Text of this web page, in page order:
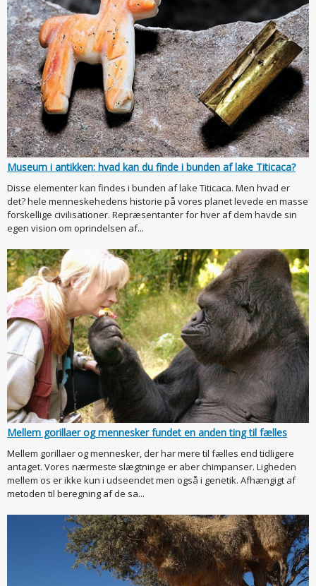
Museum i antikken: hvad kan du finde i bunden af lake Titicaca?
Disse elementer kan findes i bunden af lake Titicaca. Men hvad er
det? hele menneskehedens historie på vores planet levede en masse
forskellige civilisationer. Repræsentanter for hver af dem havde sin
egen vision om oprindelsen af...
Mellem gorillaer og mennesker fundet en anden ting til fælles
Mellem gorillaer og mennesker, der har mere til fælles end tidligere
antaget. Vores nærmeste slægtninge er aber chimpanser. Ligheden
mellem os er ikke kun i udseendet men også i genetik. Afhængigt af
metoden til beregning af de sa...